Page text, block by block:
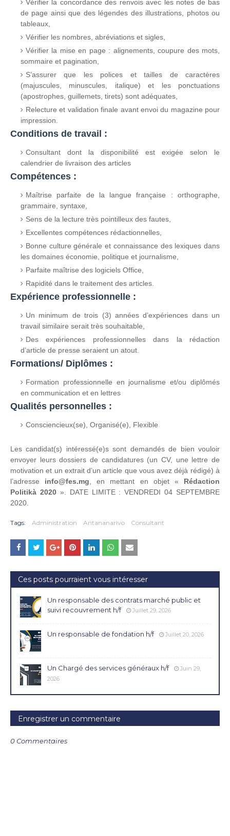
Vérifier la concordance des renvois avec les notes de bas
de page ainsi que des légendes des illustrations, photos ou
tableaux,
Vérifier les nombres, abréviations et sigles,
Vérifier la mise en page : alignements, coupure des mots,
sommaire et pagination,
S’assurer que les polices et tailles de caractères
(majuscules, minuscules, italique) et les ponctuations
(apostrophes, guillemets, tirets) sont adéquates,
Relecture et validation finale avant envoi du magazine pour
impression.
Conditions de travail :
Consultant dont la disponibilité est exigée selon le
calendrier de livraison des articles
Compétences :
Maîtrise parfaite de la langue française : orthographe,
grammaire, syntaxe,
Sens de la lecture très pointilleux des fautes,
Excellentes compétences rédactionnelles,
Bonne culture générale et connaissance des lexiques dans
les domaines économie, politique et journalisme,
Parfaite maîtrise des logiciels Office,
Rapidité dans le traitement des articles.
Expérience professionnelle :
Un minimum de trois (3) années d’expériences dans un
travail similaire serait très souhaitable,
Des expériences professionnelles dans la rédaction
d’article de presse seraient un atout.
Formations/ Diplômes :
Formation professionnelle en journalisme et/ou diplômés
en communication et en lettres
Qualités personnelles :
Consciencieux(se), Organisé(e), Flexible
Les candidat(s) intéressé(e)s sont demandés de bien vouloir
envoyer leurs dossiers de candidatures (un CV, une lettre de
motivation et un extrait d’un article que vous avez déjà rédigé) à
l’adresse
info@fes.mg , en mettant en objet « Rédaction
Politikà 2020». DATE LIMITE : VENDREDI 04 SEPTEMBRE
2020.
Tags: Administration Antananarivo Consultant
Ces posts pourraient vous intéresser
Un responsable des contrats marché public et
suivi recouvrement h/f
Juillet 29, 2026
Un responsable de fondation h/f Juillet 20, 2026
Un Chargé des services généraux h/f
Juin 29,
2026
Enregistrer un commentaire
0 Commentaires